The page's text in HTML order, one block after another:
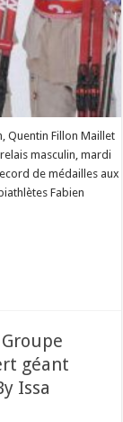
Quentin Fillon Maillet
masculin, mardi
de médailles aux
Fabien
géant
Issa